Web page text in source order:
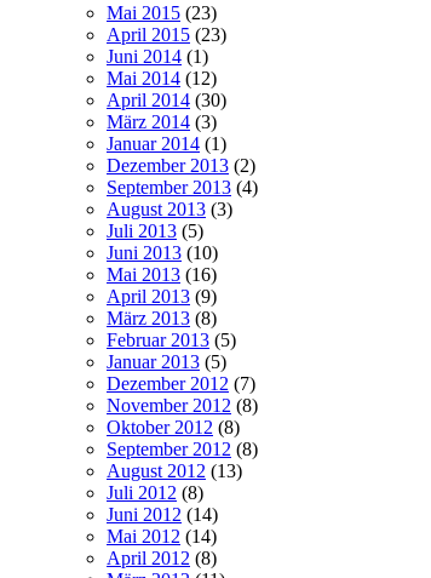
Mai 2015 (23)
April 2015 (23)
Juni 2014 (1)
Mai 2014 (12)
April 2014 (30)
März 2014 (3)
Januar 2014 (1)
Dezember 2013 (2)
September 2013 (4)
August 2013 (3)
Juli 2013 (5)
Juni 2013 (10)
Mai 2013 (16)
April 2013 (9)
März 2013 (8)
Februar 2013 (5)
Januar 2013 (5)
Dezember 2012 (7)
November 2012 (8)
Oktober 2012 (8)
September 2012 (8)
August 2012 (13)
Juli 2012 (8)
Juni 2012 (14)
Mai 2012 (14)
April 2012 (8)